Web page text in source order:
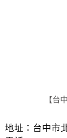
【台
地址：台中市